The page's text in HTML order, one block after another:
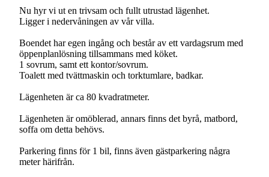
Nu hyr vi ut en trivsam och fullt utrustad lägenhet.
Ligger i nedervåningen av vår villa.
Boendet har egen ingång och består av ett vardagsrum med
öppenplanlösning tillsammans med köket.
1 sovrum, samt ett kontor/sovrum.
Toalett med tvättmaskin och torktumlare, badkar.
Lägenheten är ca 80 kvadratmeter.
Lägenheten är omöblerad, annars finns det byrå, matbord,
soffa om detta behövs.
Parkering finns för 1 bil, finns även gästparkering några
meter härifrån.